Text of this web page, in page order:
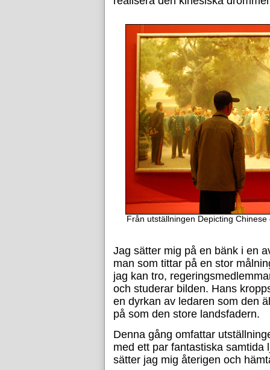
Från utställningen Depicting
Jag sätter mig på en bänk i en
man som tittar på en stor
jag kan tro,
och studerar bilden. Hans
en dyrkan av ledaren som den
på som den store landsfadern.
Denna gång omfattar
med ett par fantastiska samtida
sätter jag mig återigen och